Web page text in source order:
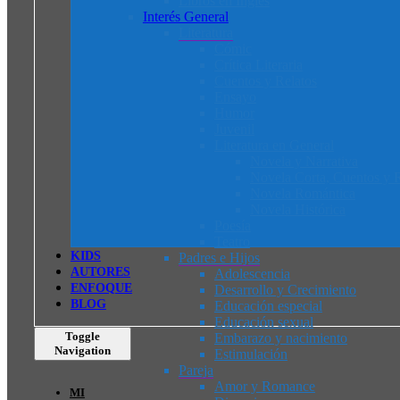
Interés General
Padres e Hijos
Adolescencia
Desarrollo y Crecimiento
Educación especial
Educación sexual
Embarazo y nacimiento
Estimulación
Pareja
Amor y Romance
KIDS
AUTORES
ENFOQUE
BLOG
Toggle
Navigation
MI